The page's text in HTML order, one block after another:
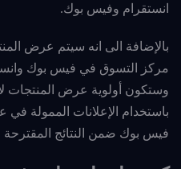
انستقرام وفيس بوك.
بالإضافة الى انه سيتم عرض
مركز التسوق في فيس بوك
وستكون أولوية عرض المنتجات
باستخدام الإعلانات الممولة
فيس بوك ضمن النتائج المقترحة